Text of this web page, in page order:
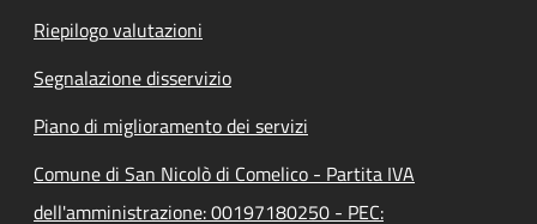
Riepilogo valutazioni
Segnalazione disservizio
Piano di miglioramento dei servizi
Comune di San Nicolò di Comelico - Partita IVA
dell'amministrazione: 00197180250 - PEC: